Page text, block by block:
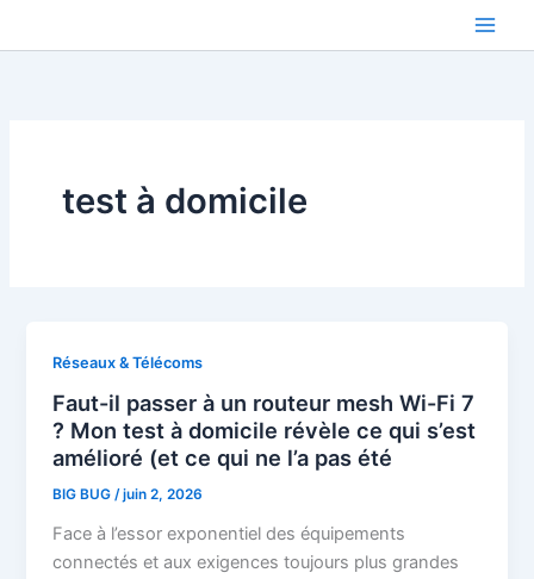
test à domicile
Réseaux & Télécoms
Faut-il passer à un routeur mesh Wi-Fi 7
? Mon test à domicile révèle ce qui s’est
amélioré (et ce qui ne l’a pas été
BIG BUG/juin 2, 2026
Face à l’essor exponentiel des équipements
connectés et aux exigences toujours plus grandes